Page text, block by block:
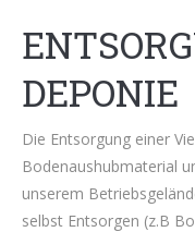
DEPONIE
Die Entsorgung einer
Bodenaushubmaterial
unserem
selbst Entsorgen (z.B